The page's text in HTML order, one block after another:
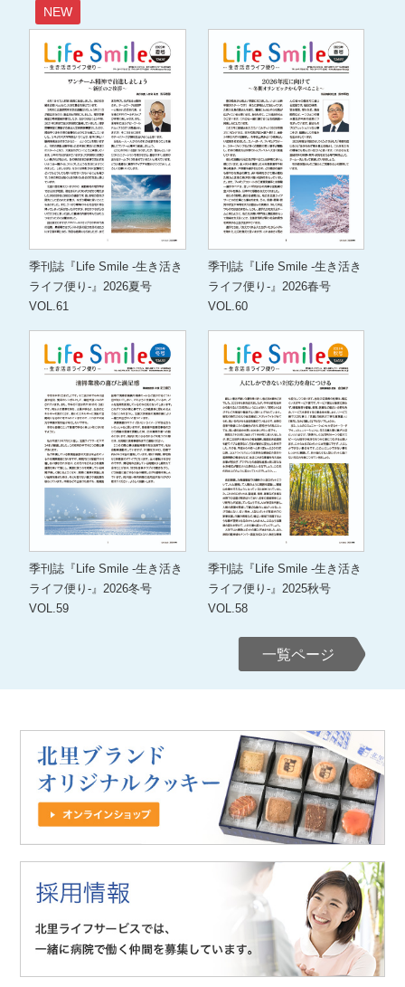
NEW
季刊誌『Life Smile -生き活き
ライフ便り-』2026夏号
VOL.61
季刊誌『Life Smile -生き活き
ライフ便り-』2026春号
VOL.60
季刊誌『Life Smile -生き活き
ライフ便り-』2026冬号
VOL.59
季刊誌『Life Smile -生き活き
ライフ便り-』2025秋号
VOL.58
一覧ページ